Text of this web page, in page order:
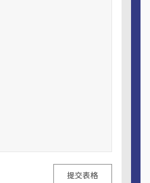
提交表格